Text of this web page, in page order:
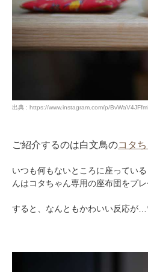
出典 : https://www.instagram.com/p/
ご紹介するのは白文鳥のコタ
いつも何もないところに座ってい
んはコタちゃん専用の座布団をプ
すると、なんともかわいい反応が